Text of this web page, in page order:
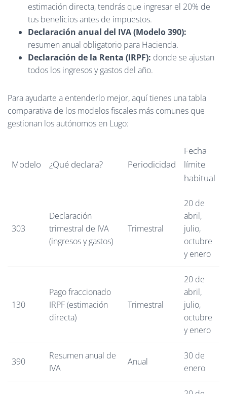
estimación directa, tendrás que ingresar el 20% de
tus beneficios antes de impuestos.
Declaración anual del IVA (Modelo 390):
resumen anual obligatorio para Hacienda.
Declaración de la Renta (IRPF): donde se ajustan
todos los ingresos y gastos del año.
Para ayudarte a entenderlo mejor, aquí tienes una tabla
comparativa de los modelos fiscales más comunes que
gestionan los autónomos en Lugo:
Modelo ¿Qué declara? Periodicidad
Fecha
límite
habitual
303
Declaración
trimestral de IVA
(ingresos y gastos)
Trimestral
20 de
abril,
julio,
octubre
y enero
130
Pago fraccionado
IRPF (estimación
directa)
Trimestral
20 de
abril,
julio,
octubre
y enero
390
Resumen anual de
IVA
Anual
30 de
enero